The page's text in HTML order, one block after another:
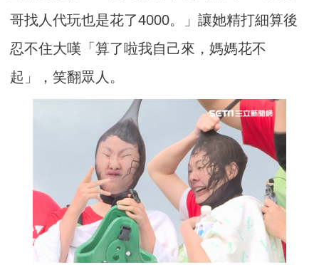
哥找人代玩也是花了4000。」讓她精打細算後
忍不住大嘆「算了啦我自己來，媽媽花不
起」，笑翻眾人。